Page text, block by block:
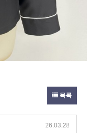
목록
26.03.28